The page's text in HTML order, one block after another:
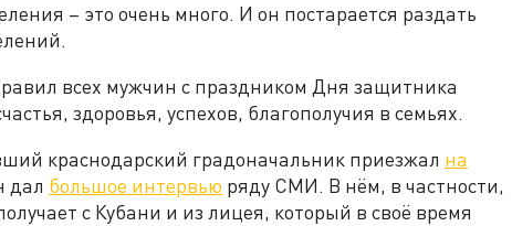
– это очень много. И он постарается раздать
всех мужчин с праздником Дня защитника
здоровья, успехов, благополучия в семьях.
краснодарский градоначальник приезжал на
дал большое интервью ряду СМИ. В нём, в частности,
с Кубани и из лицея, который в своё время